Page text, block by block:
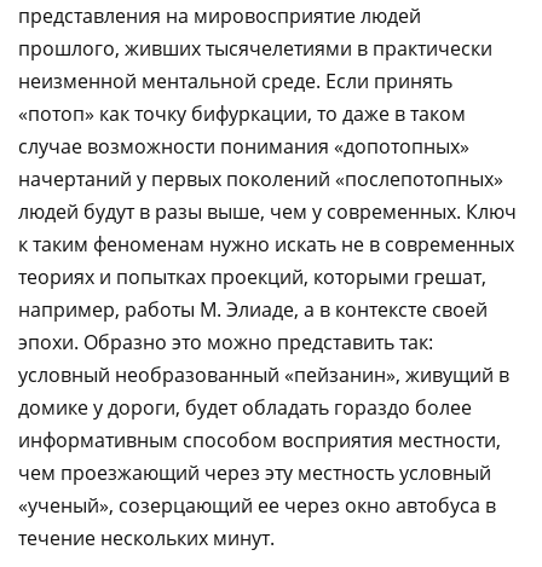
представления на мировосприятие людей
прошлого, живших тысячелетиями в практически
неизменной ментальной среде. Если принять
«потоп» как точку бифуркации, то даже в таком
случае возможности понимания «допотопных»
начертаний у первых поколений «послепотопных»
людей будут в разы выше, чем у современных. Ключ
к таким феноменам нужно искать не в современных
теориях и попытках проекций, которыми грешат,
например, работы М. Элиаде, а в контексте своей
эпохи. Образно это можно представить так:
условный необразованный «пейзанин», живущий в
домике у дороги, будет обладать гораздо более
информативным способом восприятия местности,
чем проезжающий через эту местность условный
«ученый», созерцающий ее через окно автобуса в
течение нескольких минут.